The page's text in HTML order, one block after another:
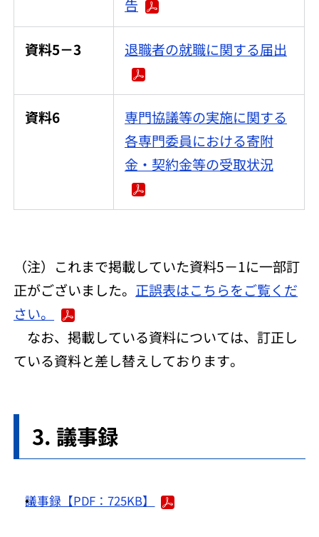
告
資料5－3 退職者の就職に関する届出
資料6
専門協議等の実施に関する
各専門委員における寄附
金・契約金等の受取状況
（注）これまで掲載していた資料5－1に一部訂
正がございました。 正誤表はこちらをご覧くだ
さい。
なお、掲載している資料については、訂正し
ている資料と差し替えしております。
議事録
議事録【PDF：725KB】